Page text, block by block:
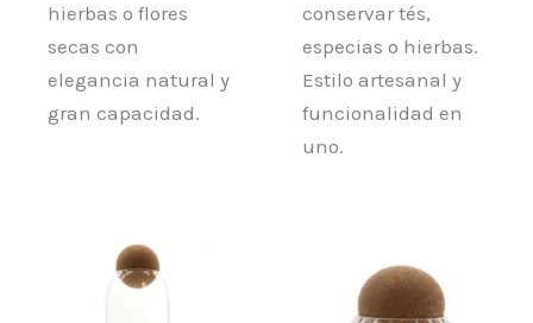
hierbas o flores
secas con
elegancia natural y
gran capacidad.
conservar tés,
especias o hierbas.
Estilo artesanal y
funcionalidad en
uno.